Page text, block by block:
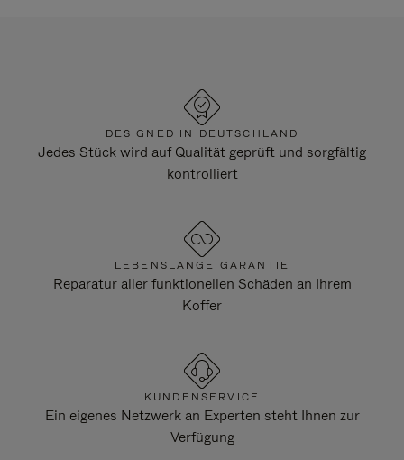
DESIGNED IN DEUTSCHLAND
Jedes Stück wird auf Qualität geprüft und sorgfältig
kontrolliert
LEBENSLANGE GARANTIE
Reparatur aller funktionellen Schäden an Ihrem
Koffer
KUNDENSERVICE
Ein eigenes Netzwerk an Experten steht Ihnen zur
Verfügung